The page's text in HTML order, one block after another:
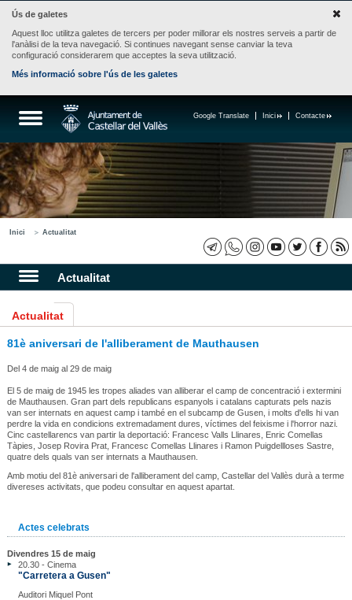
Ús de galetes
Aquest lloc utilitza galetes de tercers per poder millorar els nostres serveis a partir de
l'anàlisi de la teva navegació. Si continues navegant sense canviar la teva
configuració considerarem que acceptes la seva utilització.
Més informació sobre l'ús de les galetes
Contacte
Inici
Google Translate
Inici Actualitat
Actualitat
Actualitat
81è aniversari de l'alliberament de Mauthausen
Del 4 de maig al 29 de maig
El 5 de maig de 1945 les tropes aliades van alliberar el camp de concentració i extermini
de Mauthausen. Gran part dels republicans espanyols i catalans capturats pels nazis
van ser internats en aquest camp i també en el subcamp de Gusen, i molts d'ells hi van
perdre la vida en condicions extremadament dures, víctimes del feixisme i l'horror nazi.
Cinc castellarencs van partir la deportació: Francesc Valls Llinares, Enric Comellas
Tàpies, Josep Rovira Prat, Francesc Comellas Llinares i Ramon Puigdellloses Sastre,
quatre dels quals van ser internats a Mauthausen.
Amb motiu del 81è aniversari de l'alliberament del camp, Castellar del Vallès durà a terme
divereses activitats, que podeu consultar en aquest apartat.
Actes celebrats
Divendres 15 de maig
20.30 - Cinema
"Carretera a Gusen"
Auditori Miquel Pont